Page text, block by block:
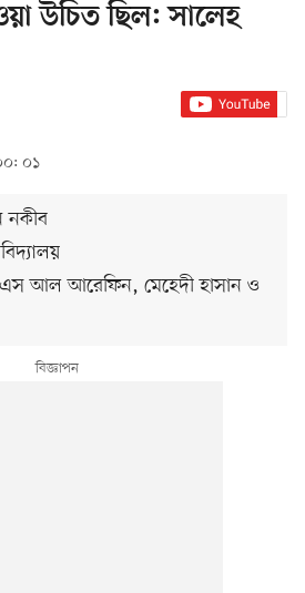
উচিত ছিল: সালেহ
০১
নকীব
আল আরেফিন, মেহেদী হাসান ও